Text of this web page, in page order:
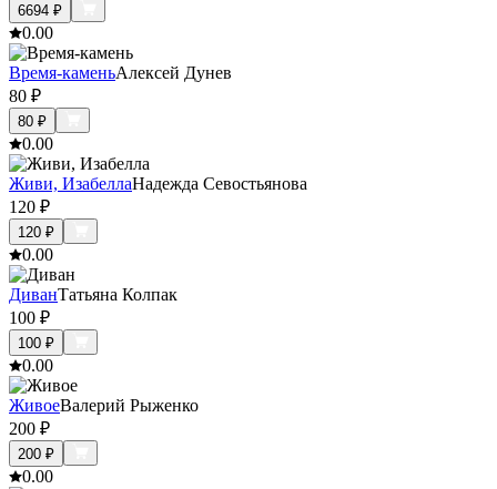
6694 ₽
0.00
Время-каменьАлексей Дунев
80 ₽
80 ₽
0.00
Живи, ИзабеллаНадежда Севостьянова
120 ₽
120 ₽
0.00
ДиванТатьяна Колпак
100 ₽
100 ₽
0.00
ЖивоеВалерий Рыженко
200 ₽
200 ₽
0.00